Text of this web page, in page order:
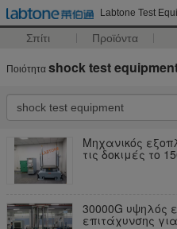
Labtone Test
Σπίτι Προϊόντα
Ποιότητα shock test
Μηχανικός
τις δοκιμές το
30000G υψηλός
επιτάχυνσης